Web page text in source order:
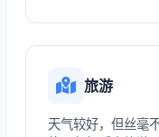
旅游
天气较好，但丝毫